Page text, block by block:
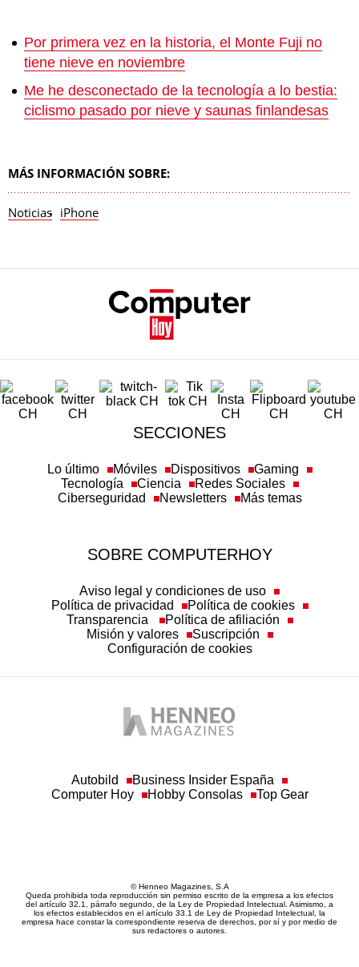
Por primera vez en la historia, el Monte Fuji no
tiene nieve en noviembre
Me he desconectado de la tecnología a lo bestia:
ciclismo pasado por nieve y saunas finlandesas
MÁS INFORMACIÓN SOBRE:
Noticias iPhone
SECCIONES
Lo último Móviles Dispositivos
Gaming
Tecnología
Ciencia
Redes Sociales
Ciberseguridad
Newsletters Más temas
SOBRE COMPUTERHOY
Aviso legal y condiciones de uso
Política de privacidad
Política de cookies
Transparencia
Política de afiliación
Misión y valores
Suscripción
Configuración de cookies
Autobild
Business Insider España
Computer Hoy
Hobby Consolas Top Gear
© Henneo Magazines, S.A
Queda prohibida toda reproducción sin permiso escrito de la empresa a los efectos
del artículo 32.1, párrafo segundo, de la Ley de Propiedad Intelectual. Asimismo, a
los efectos establecidos en el artículo 33.1 de Ley de Propiedad Intelectual, la
empresa hace constar la correspondiente reserva de derechos, por sí y por medio de
sus redactores o autores.